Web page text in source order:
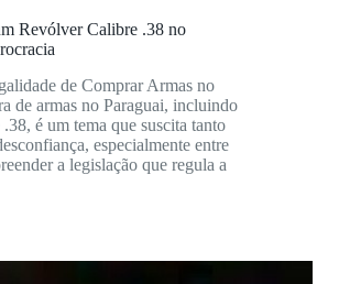
Revólver Calibre .38 no
de Comprar Armas no
de armas no Paraguai, incluindo
é um tema que suscita tanto
especialmente entre
a legislação que regula a